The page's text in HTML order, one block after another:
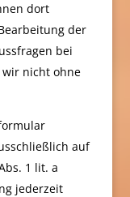
dort
der
bei
wir nicht ohne
auf
1 lit. a
jederzeit